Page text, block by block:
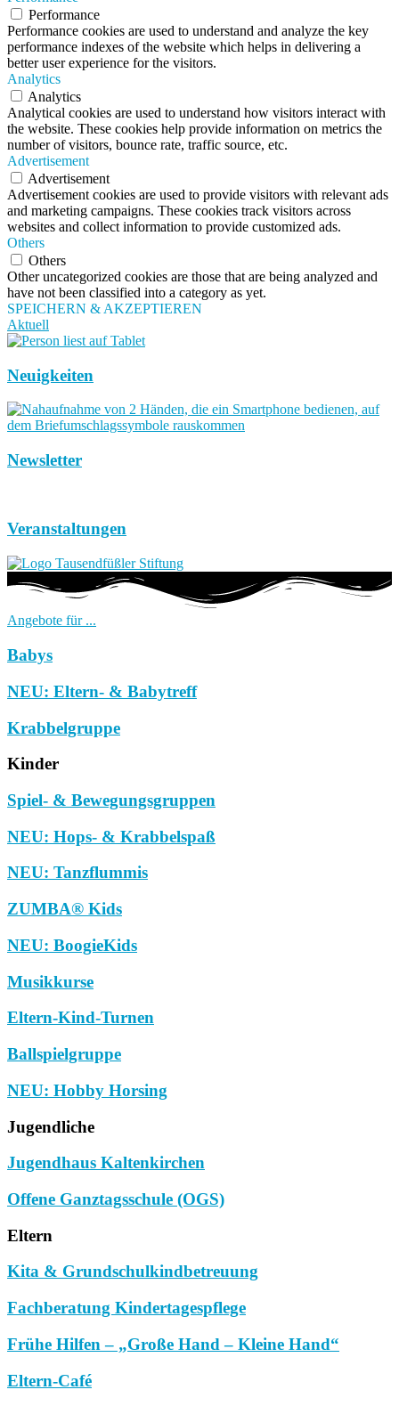
Performance
Performance cookies are used to understand and analyze the key
performance indexes of the website which helps in delivering a
better user experience for the visitors.
Analytics
Analytics
Analytical cookies are used to understand how visitors interact with
the website. These cookies help provide information on metrics the
number of visitors, bounce rate, traffic source, etc.
Advertisement
Advertisement
Advertisement cookies are used to provide visitors with relevant ads
and marketing campaigns. These cookies track visitors across
websites and collect information to provide customized ads.
Others
Others
Other uncategorized cookies are those that are being analyzed and
have not been classified into a category as yet.
SPEICHERN & AKZEPTIEREN
Aktuell
Neuigkeiten
Newsletter
Veranstaltungen
Angebote für ...
Babys
NEU: Eltern- & Babytreff
Krabbelgruppe
Kinder
Spiel- & Bewegungsgruppen
NEU: Hops- & Krabbelspaß
NEU: Tanzflummis
ZUMBA® Kids
NEU: BoogieKids
Musikkurse
Eltern-Kind-Turnen
Ballspielgruppe
NEU: Hobby Horsing
Jugendliche
Jugendhaus Kaltenkirchen
Offene Ganztagsschule (OGS)
Eltern
Kita & Grundschulkindbetreuung
Fachberatung Kindertagespflege
Frühe Hilfen – „Große Hand – Kleine Hand“
Eltern-Café